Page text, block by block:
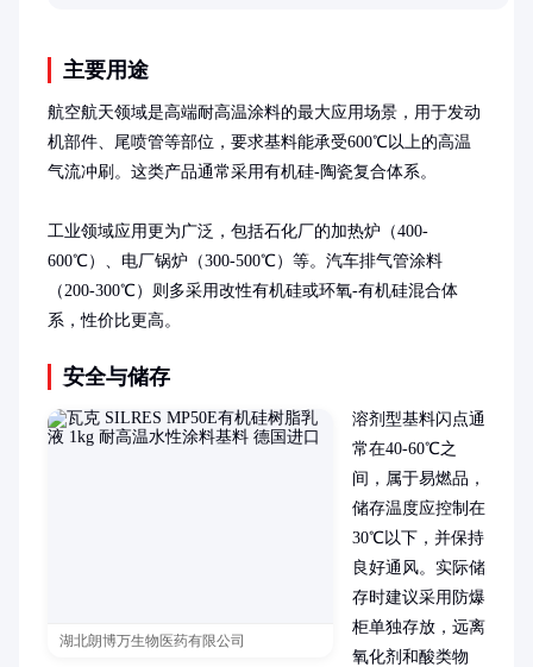
主要用途
航空航天领域是高端耐高温涂料的最大应用场景，用于发动
机部件、尾喷管等部位，要求基料能承受600℃以上的高温
气流冲刷。这类产品通常采用有机硅-陶瓷复合体系。
工业领域应用更为广泛，包括石化厂的加热炉（400-
600℃）、电厂锅炉（300-500℃）等。汽车排气管涂料
（200-300℃）则多采用改性有机硅或环氧-有机硅混合体
系，性价比更高。
安全与储存
湖北朗博万生物医药有限公司
溶剂型基料闪点通
常在40-60℃之
间，属于易燃品，
储存温度应控制在
30℃以下，并保持
良好通风。实际储
存时建议采用防爆
柜单独存放，远离
氧化剂和酸类物